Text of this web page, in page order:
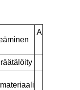
Aikuisten